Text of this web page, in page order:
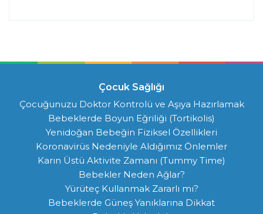
Çocuk Sağlığı
Çocuğunuzu Doktor Kontrolü ve Aşıya Hazırlamak
Bebeklerde Boyun Eğriliği (Tortikolis)
Yenidoğan Bebeğin Fiziksel Özellikleri
Koronavirüs Nedeniyle Aldığımız Önlemler
Karın Üstü Aktivite Zamanı (Tummy Time)
Bebekler Neden Ağlar?
Yürüteç Kullanmak Zararlı mı?
Bebeklerde Güneş Yanıklarına Dikkat